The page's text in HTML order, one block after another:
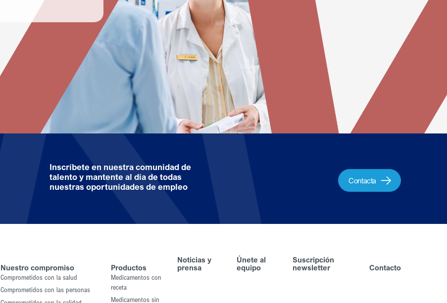
Inscríbete en nuestra comunidad de
talento y mantente al día de todas
nuestras oportunidades de empleo
Contacta
Nuestro compromiso
Comprometidos con la salud
Comprometidos con las personas
Productos
Medicamentos con
receta
Medicamentos sin
Noticias y
prensa
Únete al
equipo
Suscripción
newsletter
Contacto